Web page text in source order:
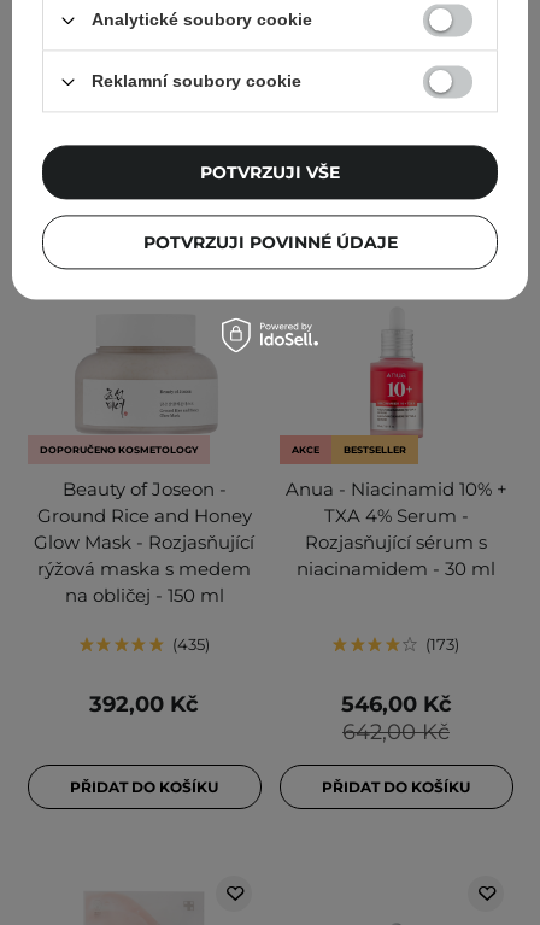
743,00 Kč
PŘIDAT DO KOŠÍKU
obličej - 150 ml
PŘIDAT DO KOŠÍKU
DOPORUČENO KOSMETOLOGY
Beauty of Joseon -
Ground Rice and Honey
Glow Mask - Rozjasňující
rýžová maska s medem
na obličej - 150 ml
435
392,00 Kč
PŘIDAT DO KOŠÍKU
AKCE BESTSELLER
Anua - Niacinamid 10% +
TXA 4% Serum -
Rozjasňující sérum s
niacinamidem - 30 ml
173
642,00 Kč
546,00 Kč
PŘIDAT DO KOŠÍKU
Analytické soubory cookie
Reklamní soubory cookie
POTVRZUJI POVINNÉ ÚDAJE
POTVRZUJI VŠE